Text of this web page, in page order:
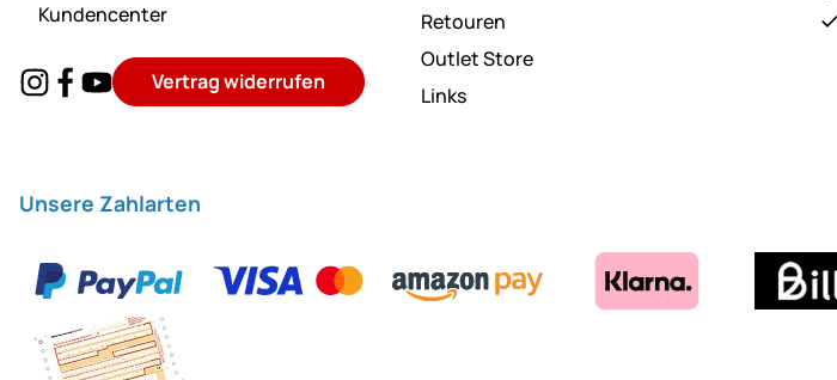
Kundencenter
Vertrag widerrufen
Retouren
Outlet Store
Links
Unsere Zahlarten